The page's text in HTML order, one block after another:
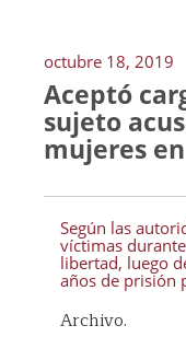
octubre 18, 2019
Aceptó
sujeto
mujeres
Según las
víctimas
libertad, luego
años de prisión
Archivo.